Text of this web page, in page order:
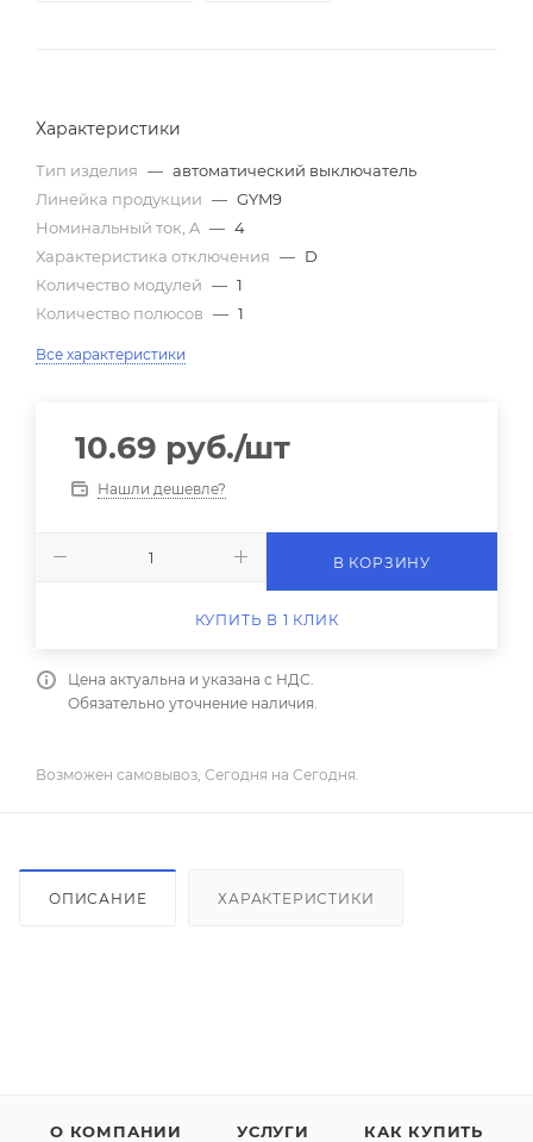
Характеристики
Тип изделия — автоматический выключатель
Линейка продукции — GYM9
Номинальный ток, A — 4
Характеристика отключения — D
Количество модулей — 1
Количество полюсов — 1
Все характеристики
10.69 руб./шт
Нашли дешевле?
В КОРЗИНУ
КУПИТЬ В 1 КЛИК
Цена актуальна и указана с НДС.
Обязательно уточнение наличия.
Возможен самовывоз, Сегодня на Сегодня.
ОПИСАНИЕ ХАРАКТЕРИСТИКИ
О КОМПАНИИ УСЛУГИ КАК КУПИТЬ